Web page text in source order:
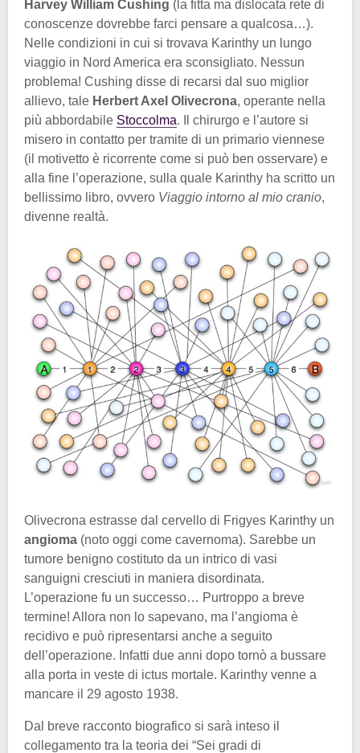
Harvey William Cushing (la fitta ma dislocata rete di
conoscenze dovrebbe farci pensare a qualcosa…).
Nelle condizioni in cui si trovava Karinthy un lungo
viaggio in Nord America era sconsigliato. Nessun
problema! Cushing disse di recarsi dal suo miglior
allievo, tale Herbert Axel Olivecrona, operante nella
più abbordabile Stoccolma. Il chirurgo e l’autore si
misero in contatto per tramite di un primario viennese
(il motivetto è ricorrente come si può ben osservare) e
alla fine l’operazione, sulla quale Karinthy ha scritto un
bellissimo libro, ovvero Viaggio intorno al mio cranio,
divenne realtà.
Olivecrona estrasse dal cervello di Frigyes Karinthy un
angioma (noto oggi come cavernoma). Sarebbe un
tumore benigno costituto da un intrico di vasi
sanguigni cresciuti in maniera disordinata.
L’operazione fu un successo… Purtroppo a breve
termine! Allora non lo sapevano, ma l’angioma è
recidivo e può ripresentarsi anche a seguito
dell’operazione. Infatti due anni dopo tornò a bussare
alla porta in veste di ictus mortale. Karinthy venne a
mancare il 29 agosto 1938.
Dal breve racconto biografico si sarà inteso il
collegamento tra la teoria dei “Sei gradi di